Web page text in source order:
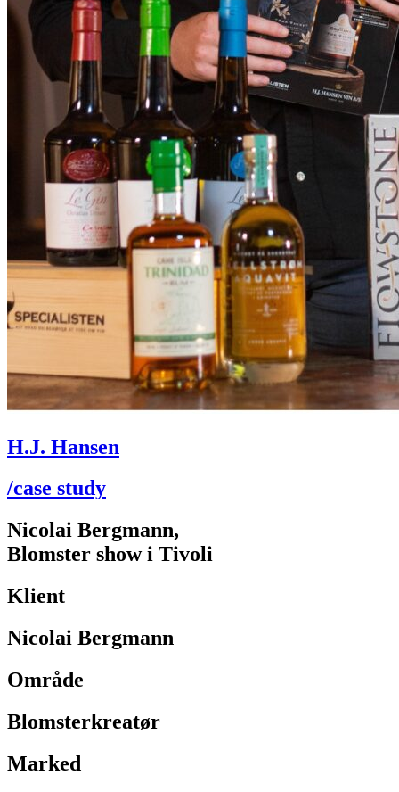
H.J. Hansen
/case study
Nicolai Bergmann,
Blomster show i Tivoli
Klient
Nicolai Bergmann
Område
Blomsterkreatør
Marked